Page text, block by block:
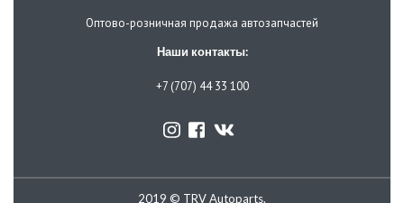
Оптово-розничная продажа автозапчастей
Наши контакты:
+7 (707) 44 33 100
2019 © TRV Autoparts.